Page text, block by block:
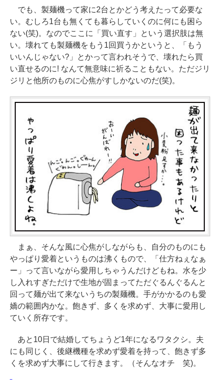
でも、製麺機って家に2台とかどう考えたって必要な
い。むしろ1台も無くても暮らしていくのに何にも困ら
ない(笑)。なのでここに「買い直す」という選択肢は無
い。壊れても製麺機をもう1回買うかというと、「もう
いいんじゃない?」とかって言われそうで、壊れたら買
い直せるのに! なんて無意味に祈ることもない。ただジリ
ジリと他所のものに心焦がすしかないのだ(笑)。
まぁ、そんな風に心焦がしながらも、自分のものにも
やっぱり愛着というものは沸くもので、「仕方ねぇなぁ
ー」って言いながら愛用しちゃうんだけどもね。水を少
し入れすぎただけで生地が固まってただぐるんぐるんと
回って麺が出て来ないうちの製麺機。手がかかるのも愛
嬌の範囲内かな。飽きず、多くを求めず、大事に愛用し
ていく所存です。
あと10日で結婚してちょうど1年になるワタクシ。夫
にも同じく、後継機種を求めず愛着を持って、飽きず多
くを求めず大事にして行きます。（そんなオチ 笑)。